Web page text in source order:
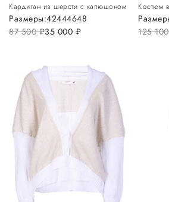
Кардиган из шерсти с капюшоном
87 500руб.35 000 руб.
Размеры:42444648
Костюм
125